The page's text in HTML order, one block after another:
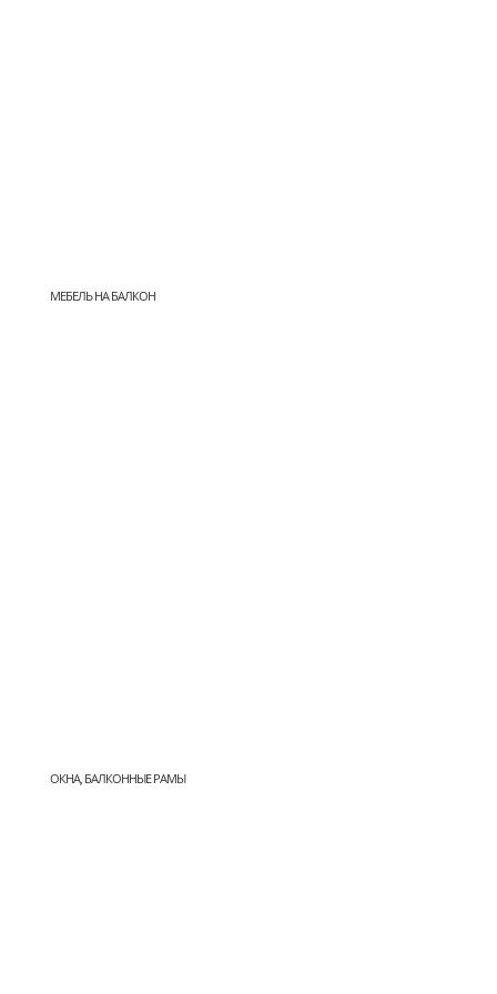
МЕБЕЛЬ НА БАЛКОН
ОКНА, БАЛКОННЫЕ РАМЫ